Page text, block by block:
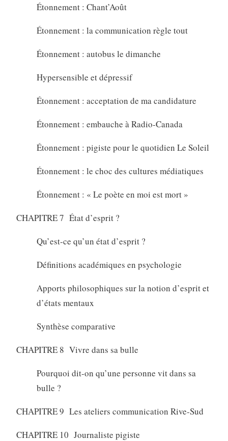
Étonnement : Chant’Août
Étonnement : la communication règle tout
Étonnement : autobus le dimanche
Hypersensible et dépressif
Étonnement : acceptation de ma candidature
Étonnement : embauche à Radio-Canada
Étonnement : pigiste pour le quotidien Le Soleil
Étonnement : le choc des cultures médiatiques
Étonnement : « Le poète en moi est mort »
CHAPITRE 7 État d’esprit ?
Qu’est-ce qu’un état d’esprit ?
Définitions académiques en psychologie
Apports philosophiques sur la notion d’esprit et
d’états mentaux
Synthèse comparative
CHAPITRE 8 Vivre dans sa bulle
Pourquoi dit-on qu’une personne vit dans sa
bulle ?
CHAPITRE 9 Les ateliers communication Rive-Sud
CHAPITRE 10 Journaliste pigiste